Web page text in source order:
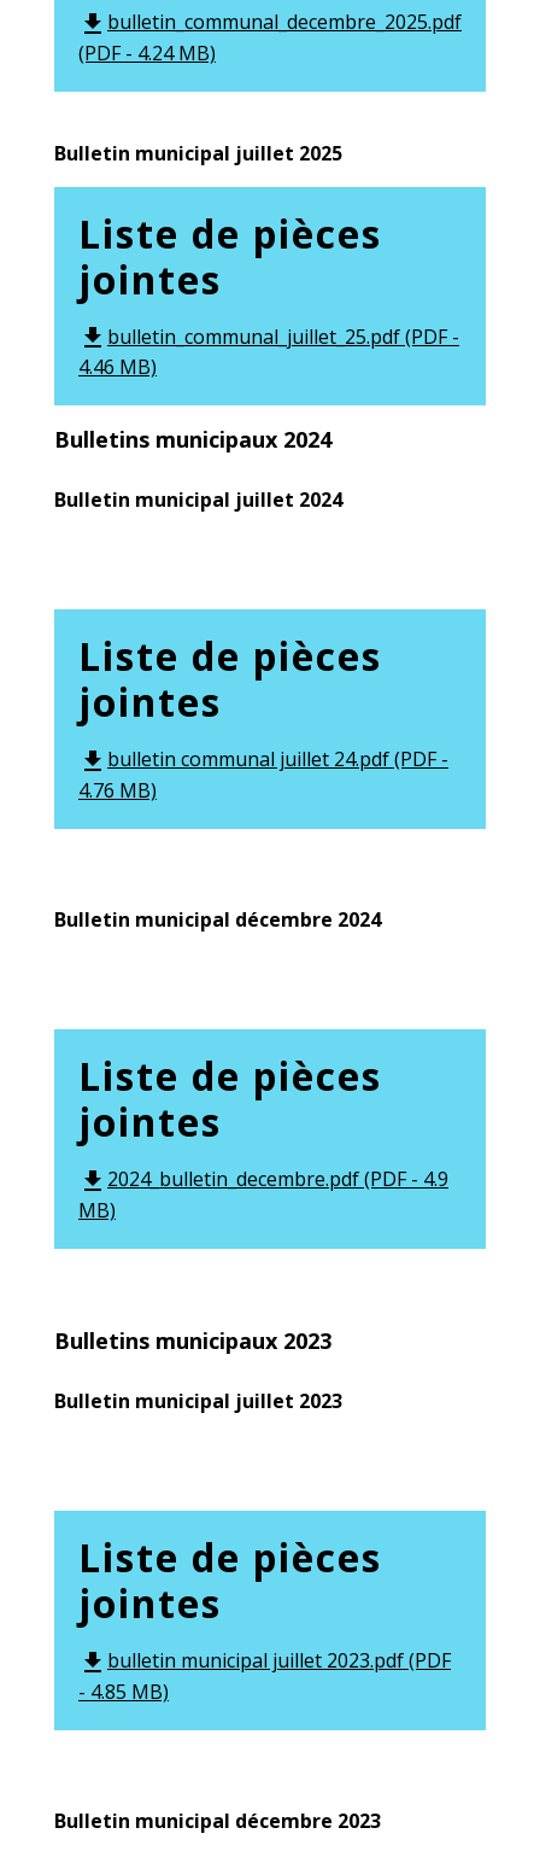
file_download bulletin_communal_decembre_2025.pdf
(PDF - 4.24 MB)
Bulletin municipal juillet 2025
Liste de pièces
jointes
file_download bulletin_communal_juillet_25.pdf (PDF -
4.46 MB)
Bulletins municipaux 2024
Bulletin municipal juillet 2024
Liste de pièces
jointes
file_download bulletin communal juillet 24.pdf (PDF -
4.76 MB)
Bulletin municipal décembre 2024
Liste de pièces
jointes
file_download 2024_bulletin_decembre.pdf (PDF - 4.9
MB)
Bulletins municipaux 2023
Bulletin municipal juillet 2023
Liste de pièces
jointes
file_download bulletin municipal juillet 2023.pdf (PDF
- 4.85 MB)
Bulletin municipal décembre 2023